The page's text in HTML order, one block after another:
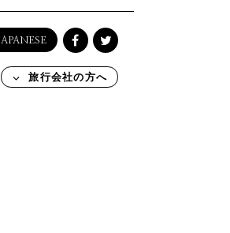
JAPANESE
English
日本語
旅行会社の方へ